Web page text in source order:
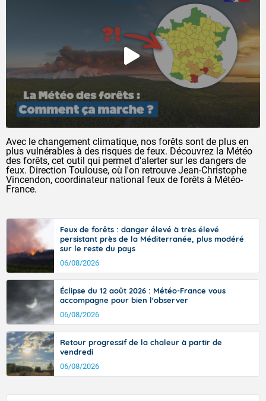
Avec le changement climatique, nos forêts sont de plus en
plus vulnérables à des risques de feux. Découvrez la Météo
des forêts, cet outil qui permet d'alerter sur les dangers de
feux. Direction Toulouse, où l'on retrouve Jean-Christophe
Vincendon, coordinateur national feux de forêts à Météo-
France.
Feux de forêts : danger élevé à très élevé
persistant près de la Méditerranée, plus modéré
sur le reste du pays
06/08/2026
Éclipse du 12 août 2026 : Météo-France vous
accompagne pour bien l'observer
06/08/2026
Retour progressif de la chaleur à partir de
vendredi
06/08/2026